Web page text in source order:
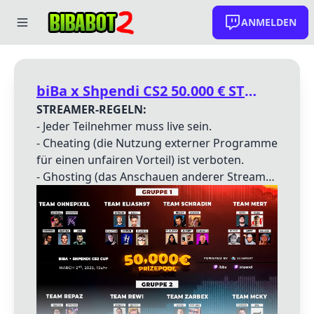
ANMELDEN
biBa x Shpendi CS2 50.000 € STREAMER CUP
STREAMER-REGELN:
- Jeder Teilnehmer muss live sein.
- Cheating (die Nutzung externer Programme
für einen unfairen Vorteil) ist verboten.
- Ghosting (das Anschauen anderer Streams,
um sich einen unfairen Vorteil zu
verschaffen) ist nicht erlaubt.
ALLGEMEINE CUP-REGELN:
- Jedes Team besteht aus1 Pro, 1 Schwitzer
- Der Pro sowie der Schwitzer können